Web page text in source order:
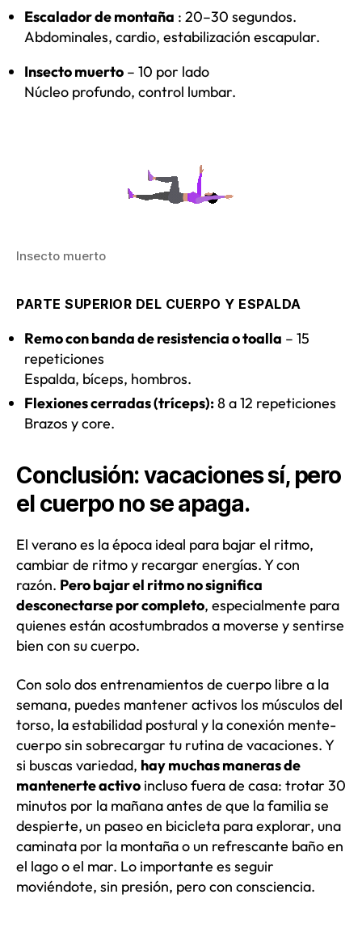
Escalador de montaña : 20–30 segundos.
Abdominales, cardio, estabilización escapular.
Insecto muerto – 10 por lado
Núcleo profundo, control lumbar.
Insecto muerto
PARTE SUPERIOR DEL CUERPO Y ESPALDA
Remo con banda de resistencia o toalla – 15
repeticiones
Espalda, bíceps, hombros.
Flexiones cerradas (tríceps):8 a 12 repeticiones
Brazos y core.
Conclusión: vacaciones sí, pero
el cuerpo no se apaga.
El verano es la época ideal para bajar el ritmo,
cambiar de ritmo y recargar energías. Y con
razón. Pero bajar el ritmo no significa
desconectarse por completo, especialmente para
quienes están acostumbrados a moverse y sentirse
bien con su cuerpo.
Con solo dos entrenamientos de cuerpo libre a la
semana, puedes mantener activos los músculos del
torso, la estabilidad postural y la conexión mente-
cuerpo sin sobrecargar tu rutina de vacaciones. Y
si buscas variedad, hay muchas maneras de
mantenerte activo incluso fuera de casa: trotar 30
minutos por la mañana antes de que la familia se
despierte, un paseo en bicicleta para explorar, una
caminata por la montaña o un refrescante baño en
el lago o el mar. Lo importante es seguir
moviéndote, sin presión, pero con consciencia.